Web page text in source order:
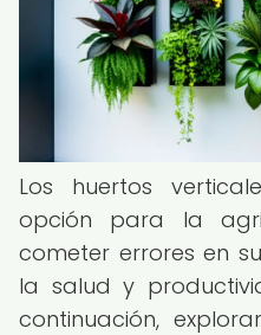
Los huertos
opción para la
cometer errores en
la salud y
continuación,